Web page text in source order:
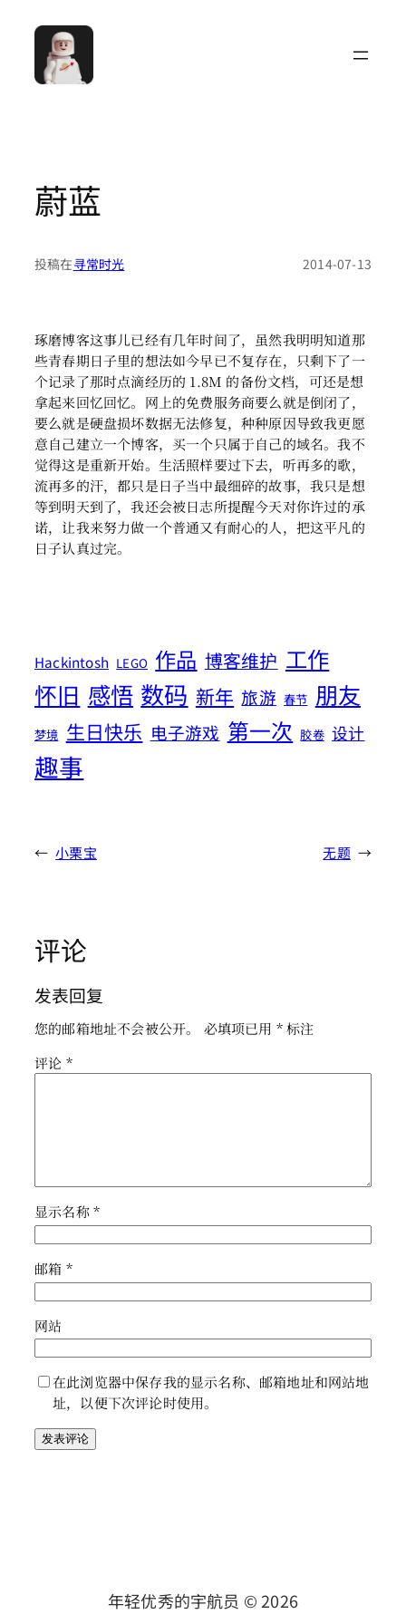
蔚蓝
投稿在寻常时光 2014-07-13
琢磨博客这事儿已经有几年时间了，虽然我明明知道那
些青春期日子里的想法如今早已不复存在，只剩下了一
个记录了那时点滴经历的 1.8M 的备份文档，可还是想
拿起来回忆回忆。网上的免费服务商要么就是倒闭了，
要么就是硬盘损坏数据无法修复，种种原因导致我更愿
意自己建立一个博客，买一个只属于自己的域名。我不
觉得这是重新开始。生活照样要过下去，听再多的歌，
流再多的汗，都只是日子当中最细碎的故事，我只是想
等到明天到了，我还会被日志所提醒今天对你许过的承
诺，让我来努力做一个普通又有耐心的人，把这平凡的
日子认真过完。
Hackintosh LEGO 作品 博客维护 工作
怀旧 感悟 数码 新年 旅游 春节 朋友
梦境 生日快乐 电子游戏 第一次 胶卷 设计
趣事
← 小栗宝 无题 →
评论
发表回复
您的邮箱地址不会被公开。 必填项已用 *标注
评论 *
显示名称*
邮箱 *
网站
在此浏览器中保存我的显示名称、邮箱地址和网站地
址，以便下次评论时使用。
年轻优秀的宇航员 © 2026